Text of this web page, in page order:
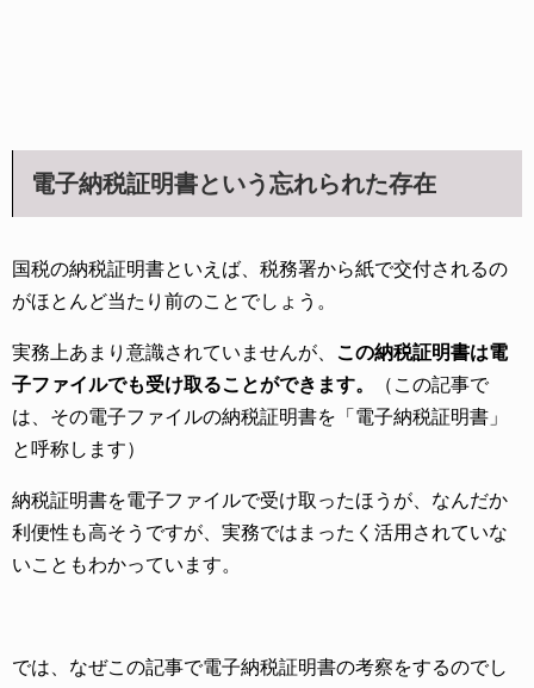
電子納税証明書という忘れられた存在
国税の納税証明書といえば、税務署から紙で交付されるの
がほとんど当たり前のことでしょう。
実務上あまり意識されていませんが、 この納税証明書は電
子ファイルでも受け取ることができます。
（この記事で
は、その電子ファイルの納税証明書を「電子納税証明書」
と呼称します）
納税証明書を電子ファイルで受け取ったほうが、なんだか
利便性も高そうですが、実務ではまったく活用されていな
いこともわかっています。
では、なぜこの記事で電子納税証明書の考察をするのでし